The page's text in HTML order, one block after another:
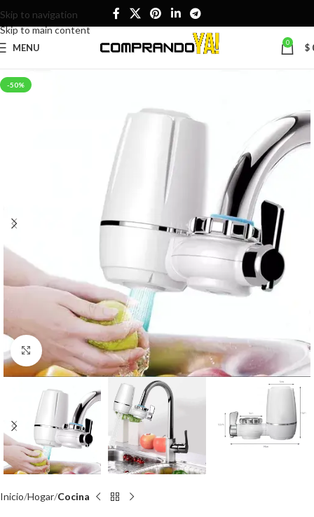
Skip to navigation
Skip to main content
MENU 0 $
-50%
Click to enlarge
Inicio Hogar Cocina